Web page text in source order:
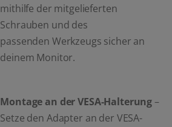
mithilfe der mitgelieferten
Schrauben und des
passenden Werkzeugs sicher an
deinem Monitor.
Montage an der VESA-Halterung–
Setze den Adapter an der VESA-